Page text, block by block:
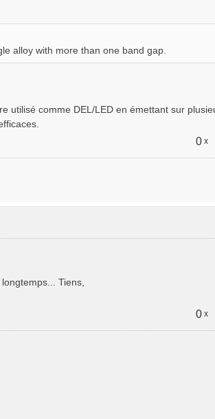
alloy with more than one band gap.
utilisé comme DEL/LED en émettant sur
0 x
Tiens,
0 x